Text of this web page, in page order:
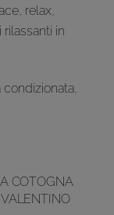
relax,
in
condizionata,
COTOGNA